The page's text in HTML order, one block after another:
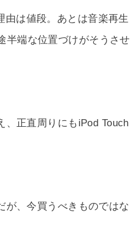
由は値段。あとは音楽再生
半端な位置づけがそうさせ
、正直周りにもiPod Touch
が、今買うべきものではな